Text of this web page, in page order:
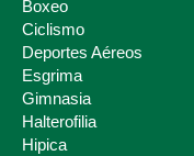
Deporte Escolar
Boxeo
Ciclismo
Deportes Aéreos
Esgrima
Gimnasia
Halterofilia
Hipica